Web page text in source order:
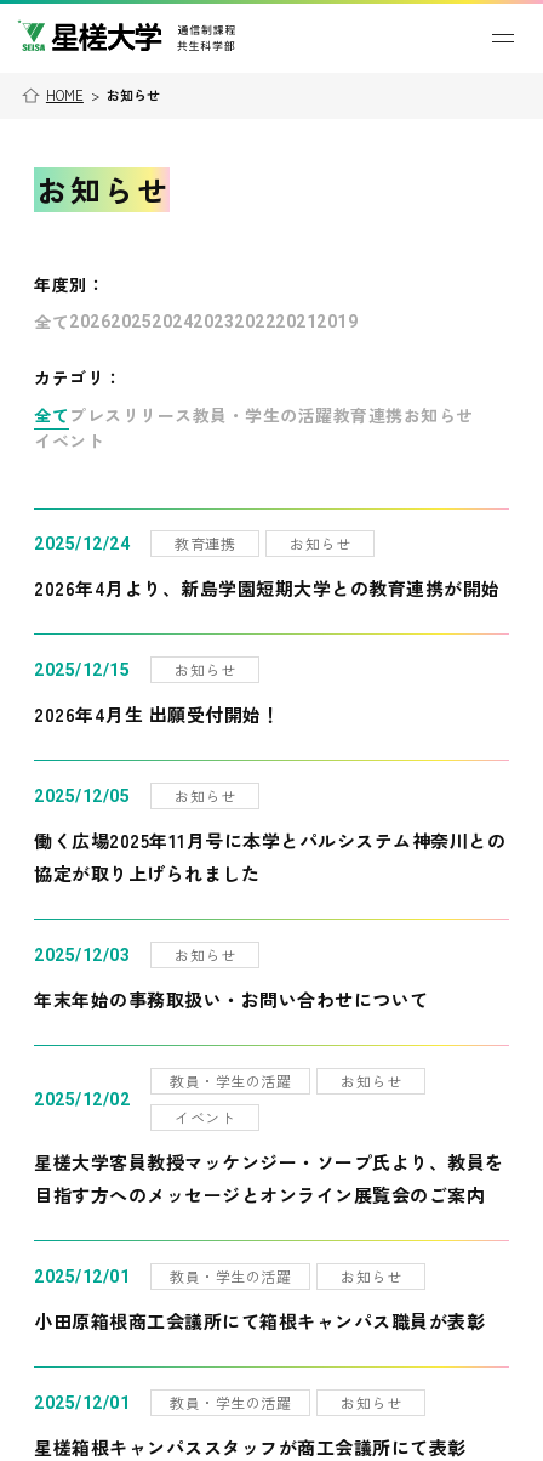
HOME > お知らせ
お知らせ
年度別 ：
全て202620252024202320222021 2019
カテゴリ：
全て プレスリリース教員・学生の活躍教育連携お知らせ
イベント
2025/12/24 教育連携 お知らせ
2026年4月より、新島学園短期大学との教育連携が開始
2025/12/15 お知らせ
2026年4月生 出願受付開始！
2025/12/05 お知らせ
働く広場2025年11月号に本学とパルシステム神奈川との
協定が取り上げられました
2025/12/03 お知らせ
年末年始の事務取扱い・お問い合わせについて
2025/12/02
教員・学生の活躍
お知らせ
イベント
星槎大学客員教授マッケンジー・ソープ氏より、教員を
目指す方へのメッセージとオンライン展覧会のご案内
2025/12/01 教員・学生の活躍 お知らせ
小田原箱根商工会議所にて箱根キャンパス職員が表彰
2025/12/01 教員・学生の活躍 お知らせ
星槎箱根キャンパススタッフが商工会議所にて表彰